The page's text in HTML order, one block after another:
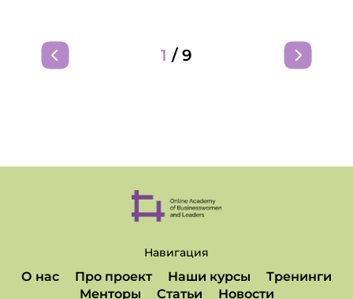
1 / 9
Навигация
О нас Про проект Наши курсы
Тренинги
Менторы
Статьи Новости